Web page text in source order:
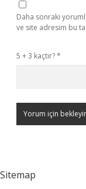
Daha sonraki
ve site adresim bu
5 + 3 kaçtır?*
Sitemap